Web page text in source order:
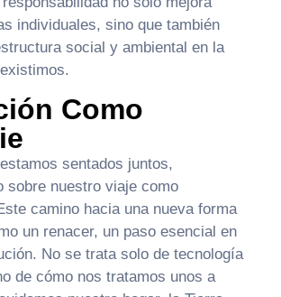
individuales, sino que también
social y ambiental en la
Como
sentados juntos,
sobre nuestro viaje como
camino hacia una nueva forma
un renacer, un paso esencial en
No se trata solo de tecnología
de cómo nos tratamos unos a